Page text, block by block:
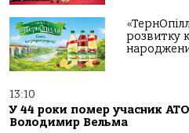
розвитку
13:10
У 44 роки помер учасник
Володимир Вельма